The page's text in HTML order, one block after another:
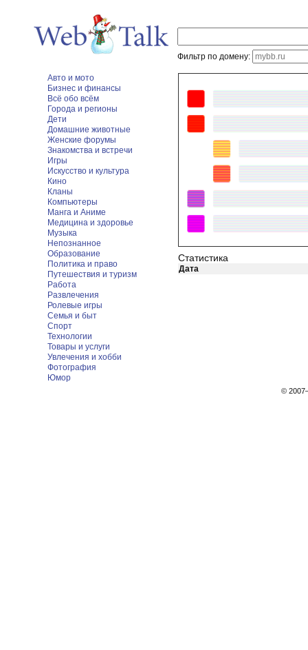
Фильтр по домену:
Авто и мото
Бизнес и финансы
Всё обо всём
Города и регионы
Дети
Домашние животные
Женские форумы
Знакомства и встречи
Игры
Искусство и культура
Кино
Кланы
Компьютеры
Манга и Аниме
Медицина и здоровье
Музыка
Непознанное
Образование
Политика и право
Путешествия и туризм
Работа
Развлечения
Ролевые игры
Семья и быт
Спорт
Технологии
Товары и услуги
Увлечения и хобби
Фотография
Юмор
Статистика
Дата
©